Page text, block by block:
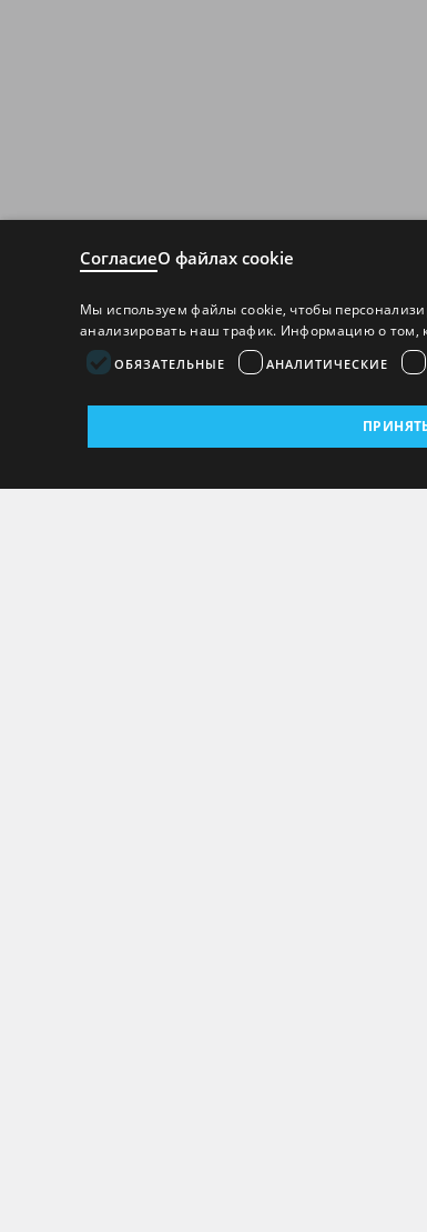
СогласиеО файлах cookie
Мы используем файлы cookie, чтобы
анализировать наш трафик. Информацию о том,
ОБЯЗАТЕЛЬНЫЕ АНАЛИТИЧЕСКИЕ